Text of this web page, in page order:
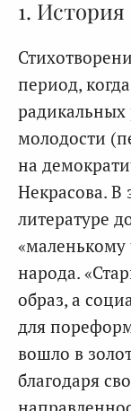
1.
период,
молодости
на
Некрасова. В
литературе
«маленькому
народа.
образ, а
для
вошло в
благодаря